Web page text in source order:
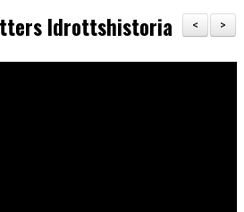
>
<
Idrottshistoria